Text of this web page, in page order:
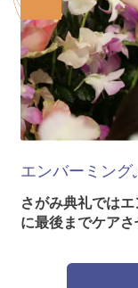
エンバーミング
さがみ典礼では
に最後までケアさ